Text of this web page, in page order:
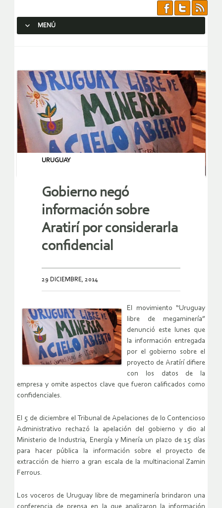
MENÚ
URUGUAY
Gobierno negó
información sobre
Aratirí por considerarla
confidencial
29 DICIEMBRE, 2014
El movimiento “Uruguay
libre de megaminería”
denunció este lunes que
la información entregada
por el gobierno sobre el
proyecto de Aratírí difiere
con los datos de la
empresa y omite aspectos clave que fueron calificados como
confidenciales.
El 5 de diciembre el Tribunal de Apelaciones de lo Contencioso
Administrativo rechazó la apelación del gobierno y dio al
Ministerio de Industria, Energía y Minería un plazo de 15 días
para hacer pública la información sobre el proyecto de
extracción de hierro a gran escala de la multinacional Zamin
Ferrous.
Los voceros de Uruguay libre de megaminería brindaron una